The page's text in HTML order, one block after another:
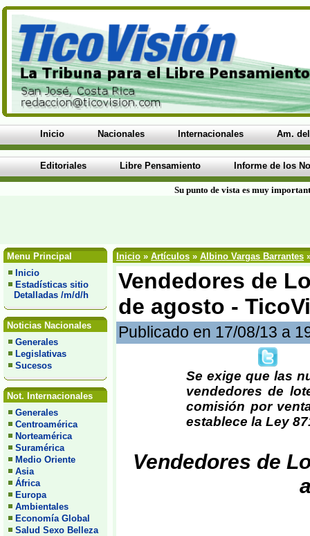
Inicio Nacionales Internacionales Am.
Editoriales Libre Pensamiento Informe de los
Su punto de vista es muy
Menu Principal
Inicio
Estadísticas sitio
Detalladas /m/d/h
Noticias Nacionales
Generales
Legislativas
Sucesos
Not. Internacionales
Generales
Centroamérica
Norteamérica
Suramérica
Medio Oriente
Asia
África
Europa
Ambientales
Economía Global
Salud Sexo Belleza
Inicio » Artículos » Albino Vargas Barrantes
Vendedores de
de agosto -
Publicado en 17/08/13 a
Se exige que las
vendedores de
comisión por
establece la Ley
Vendedores de